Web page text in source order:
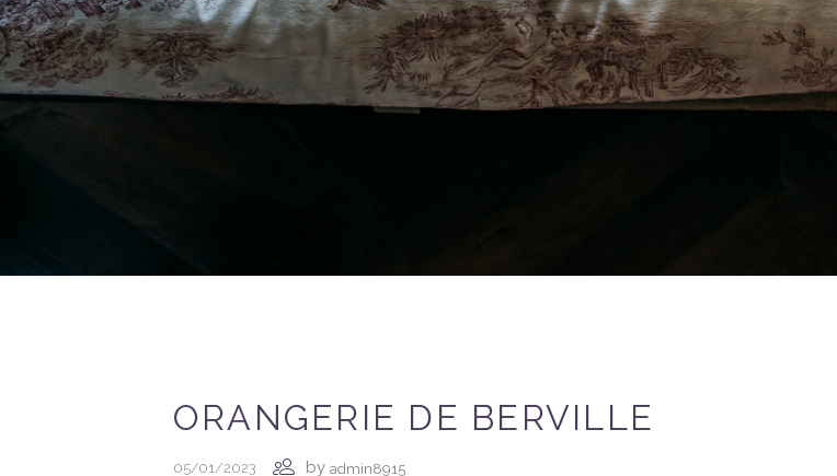
ORANGERIE DE BERVILLE
05/01/2023 by admin8915